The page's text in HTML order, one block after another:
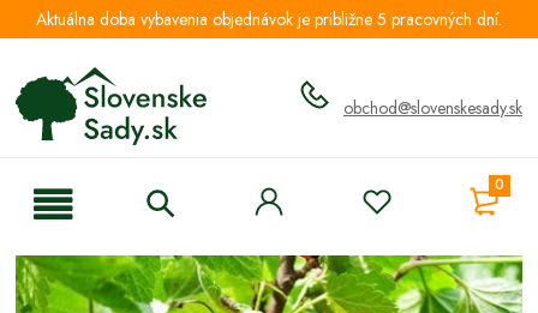
Aktuálna doba vybavenia objednávok je približne 5 pracovných dní.
obchod@slovenskesady.sk
0